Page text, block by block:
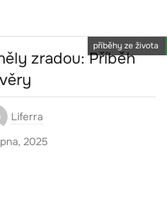
příběhy ze života
zradou: Příběh
Liferra
2025